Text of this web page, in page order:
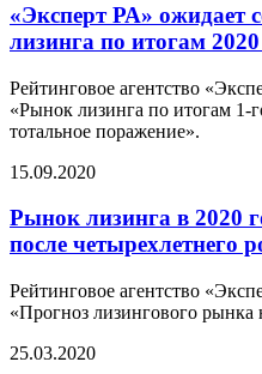
«Эксперт РА» ожидает
лизинга по итогам
Рейтинговое агентство
«Рынок лизинга по итогам 1-
тотальное поражение».
15.09.2020
Рынок лизинга в 2020
после четырехлетнего
Рейтинговое агентство
«Прогноз лизингового рынка
25.03.2020